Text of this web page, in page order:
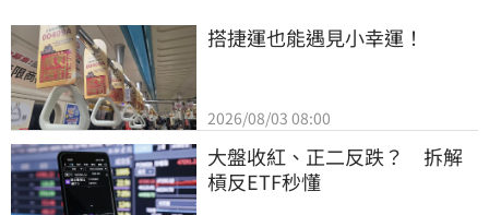
搭捷運也能遇見小幸運！
2026/08/03 08:00
大盤收紅、正二反跌？　拆解
槓反ETF秒懂